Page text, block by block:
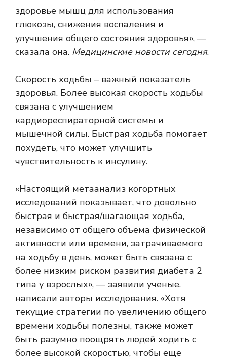
здоровье мышц для использования
глюкозы, снижения воспаления и
улучшения общего состояния здоровья», —
сказала она. Медицинские новости сегодня.
Скорость ходьбы – важный показатель
здоровья. Более высокая скорость ходьбы
связана с улучшением
кардиореспираторной системы и
мышечной силы. Быстрая ходьба помогает
похудеть, что может улучшить
чувствительность к инсулину.
«Настоящий метаанализ когортных
исследований показывает, что довольно
быстрая и быстрая/шагающая ходьба,
независимо от общего объема физической
активности или времени, затрачиваемого
на ходьбу в день, может быть связана с
более низким риском развития диабета 2
типа у взрослых», — заявили ученые.
написали авторы исследования. «Хотя
текущие стратегии по увеличению общего
времени ходьбы полезны, также может
быть разумно поощрять людей ходить с
более высокой скоростью, чтобы еще